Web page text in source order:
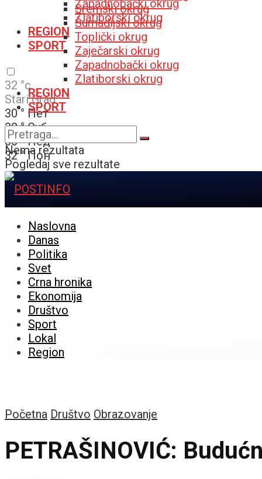
Zapadnobački okrug
Zlatiborski okrug
REGION
SPORT
32 °c
Stari Grad
30 ° Пет
30 ° Суб
30 ° Нед
32 ° Пон
Sremski okrug
Šumadijski okrug
Toplički okrug
Zaječarski okrug
Zapadnobački okrug
Zlatiborski okrug
REGION
SPORT
Nema rezultata
Pogledaj sve rezultate
Naslovna
Danas
Politika
Svet
Crna hronika
Ekonomija
Društvo
Sport
Lokal
Region
Početna Društvo Obrazovanje
PETRAŠINOVIĆ: